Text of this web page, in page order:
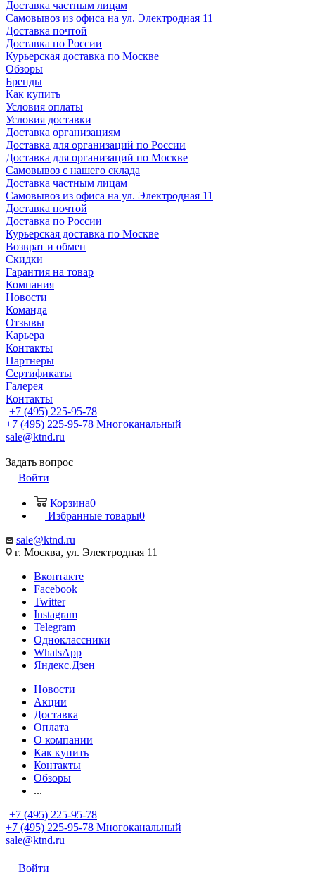
Доставка частным лицам
Самовывоз из офиса на ул. Электродная 11
Доставка почтой
Доставка по России
Курьерская доставка по Москве
Обзоры
Бренды
Как купить
Условия оплаты
Условия доставки
Доставка организациям
Доставка для организаций по России
Доставка для организаций по Москве
Самовывоз с нашего склада
Доставка частным лицам
Самовывоз из офиса на ул. Электродная 11
Доставка почтой
Доставка по России
Курьерская доставка по Москве
Возврат и обмен
Скидки
Гарантия на товар
Компания
Новости
Команда
Отзывы
Карьера
Контакты
Партнеры
Сертификаты
Галерея
Контакты
+7 (495) 225-95-78
+7 (495) 225-95-78 Многоканальный
sale@ktnd.ru
Задать вопрос
Войти
Корзина0
Избранные товары0
sale@ktnd.ru
г. Москва, ул. Электродная 11
Вконтакте
Facebook
Twitter
Instagram
Telegram
Одноклассники
WhatsApp
Яндекс.Дзен
Новости
Акции
Доставка
Оплата
О компании
Как купить
Контакты
Обзоры
...
+7 (495) 225-95-78
+7 (495) 225-95-78 Многоканальный
sale@ktnd.ru
Войти